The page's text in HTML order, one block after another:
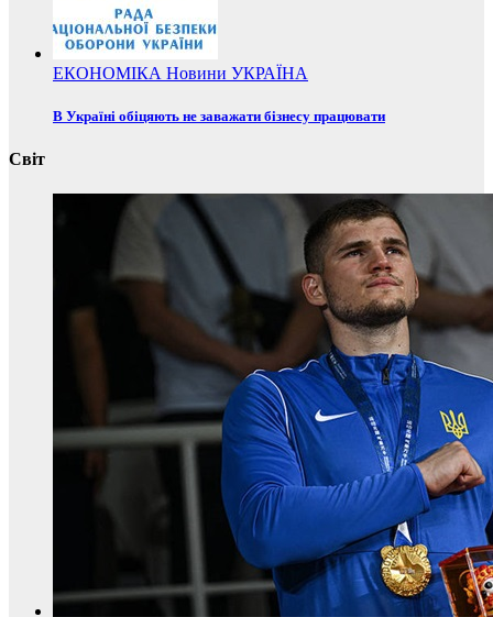
ЕКОНОМІКА Новини УКРАЇНА
В Україні обіцяють не заважати бізнесу працювати
Світ